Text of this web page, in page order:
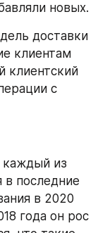
новых.
доставки
клиентам
клиентский
с
каждый из
в последние
в 2020
года он рос